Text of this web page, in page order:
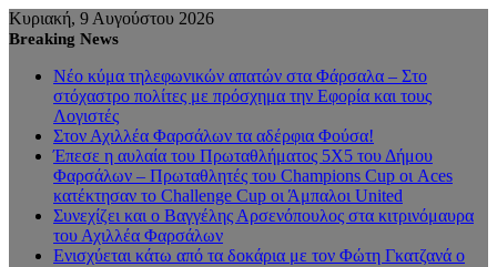
Κυριακή, 9 Αυγούστου 2026
Breaking News
Νέο κύμα τηλεφωνικών απατών στα Φάρσαλα – Στο
στόχαστρο πολίτες με πρόσχημα την Εφορία και τους
Λογιστές
Στον Αχιλλέα Φαρσάλων τα αδέρφια Φούσα!
Έπεσε η αυλαία του Πρωταθλήματος 5Χ5 του Δήμου
Φαρσάλων – Πρωταθλητές του Champions Cup οι Aces
κατέκτησαν το Challenge Cup οι Άμπαλοι United
Συνεχίζει και ο Βαγγέλης Αρσενόπουλος στα κιτρινόμαυρα
του Αχιλλέα Φαρσάλων
Ενισχύεται κάτω από τα δοκάρια με τον Φώτη Γκατζανά ο